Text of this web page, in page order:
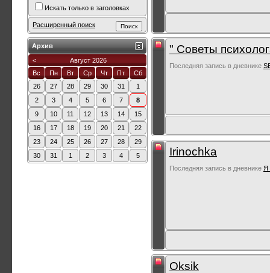
" Советы
Последняя запись в дневнике
Irinochka
Последняя запись в дневнике Я
Oksik
Искать только в заголовках
Расширенный поиск
Архив
<
Август 2026
Вс
Пн Вт Ср Чт Пт
Сб
26
27 28 29 30 31
1
2
3 4 5 6 7
8
9
10 11 12 13 14
15
16
17 18 19 20 21
22
23
24 25 26 27 28
29
30
31 1 2 3 4 5